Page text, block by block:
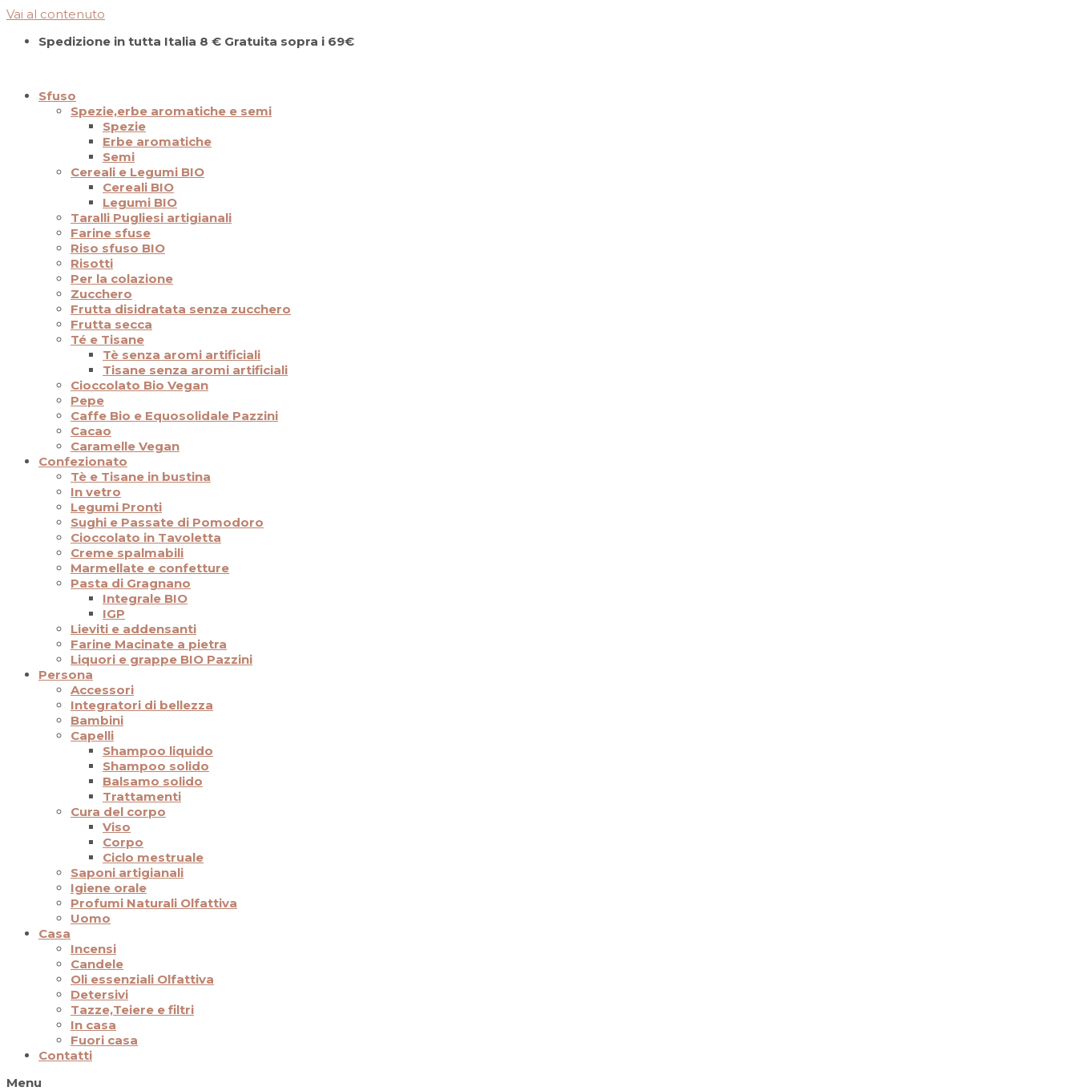
Vai al contenuto
Spedizione in tutta Italia 8 € Gratuita sopra i 69€
Sfuso
Spezie,erbe aromatiche e semi
Spezie
Erbe aromatiche
Semi
Cereali e Legumi BIO
Cereali BIO
Legumi BIO
Taralli Pugliesi artigianali
Farine sfuse
Riso sfuso BIO
Risotti
Per la colazione
Zucchero
Frutta disidratata senza zucchero
Frutta secca
Té e Tisane
Tè senza aromi artificiali
Tisane senza aromi artificiali
Cioccolato Bio Vegan
Pepe
Caffe Bio e Equosolidale Pazzini
Cacao
Caramelle Vegan
Confezionato
Tè e Tisane in bustina
In vetro
Legumi Pronti
Sughi e Passate di Pomodoro
Cioccolato in Tavoletta
Creme spalmabili
Marmellate e confetture
Pasta di Gragnano
Integrale BIO
IGP
Lieviti e addensanti
Farine Macinate a pietra
Liquori e grappe BIO Pazzini
Persona
Accessori
Integratori di bellezza
Bambini
Capelli
Shampoo liquido
Shampoo solido
Balsamo solido
Trattamenti
Cura del corpo
Viso
Corpo
Ciclo mestruale
Saponi artigianali
Igiene orale
Profumi Naturali Olfattiva
Uomo
Casa
Incensi
Candele
Oli essenziali Olfattiva
Detersivi
Tazze,Teiere e filtri
In casa
Fuori casa
Contatti
Menu